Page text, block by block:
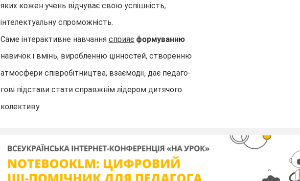
яких кожен учень відчуває свою успішність,
інтелектуальну спроможність.
Саме інтерактивне навчаннясприяє формуванню
навичок і вмінь, виробленню цінностей, створенню
атмосфери співробітництва, взаємодії, дає педаго-
гові підстави стати справжнім лідером дитячого
колективу.